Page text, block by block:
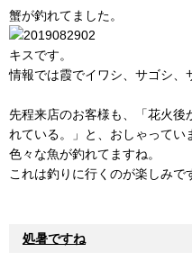
蟹が釣れてました。
キスです。
情報では霞でイワシ、サゴシ、
先程来店のお客様も、「花火後
れている。」と、おしゃってい
色々な魚が釣れてますね。
これは釣りに行くのが楽しみで
処暑ですね